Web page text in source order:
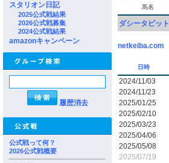
スタリオン日記
2025公式戦結果
2026公式戦募集
2024公式戦結果
amazonキャンペーン
履歴消去
公式戦って何？
2026公式戦概要
馬名
ダシータピット
netkeiba.com
日時
2024/11/03
2024/11/23
2025/01/25
2025/02/10
2025/03/23
2025/04/06
2025/05/08
2025/07/19